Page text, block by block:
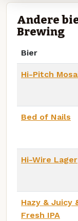
Andere
Brewing
Bier
Hi-Pitch
Bed of Nails
Hi-Wire Lager
Hazy & Juicy
Fresh IPA